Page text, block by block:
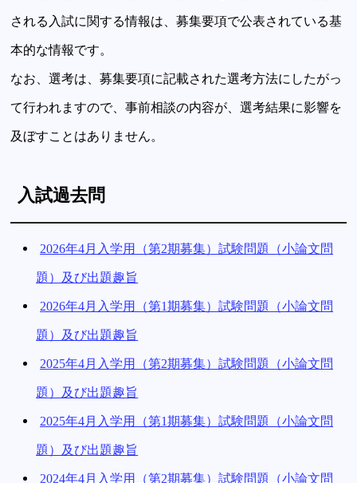
される入試に関する情報は、募集要項で公表されている基
本的な情報です。
なお、選考は、募集要項に記載された選考方法にしたがっ
て行われますので、事前相談の内容が、選考結果に影響を
及ぼすことはありません。
入試過去問
2026年4月入学用（第2期募集）試験問題（小論文問
題）及び出題趣旨
2026年4月入学用（第1期募集）試験問題（小論文問
題）及び出題趣旨
2025年4月入学用（第2期募集）試験問題（小論文問
題）及び出題趣旨
2025年4月入学用（第1期募集）試験問題（小論文問
題）及び出題趣旨
2024年4月入学用（第2期募集）試験問題（小論文問